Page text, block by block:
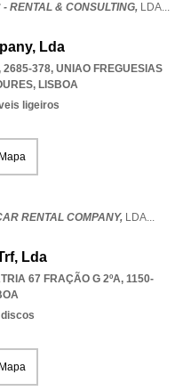
- RENTAL & CONSULTING, LDA...
Lda
2685-378, UNIAO FREGUESIAS
, LISBOA
ligeiros
RENTAL COMPANY, LDA...
Lda
67 FRAÇÃO G 2ºA, 1150-